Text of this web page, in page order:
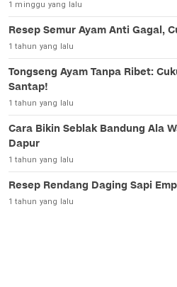
1 minggu yang lalu
Resep Semur Ayam Anti Gagal,
1 tahun yang lalu
Tongseng Ayam Tanpa Ribet:
Santap!
1 tahun yang lalu
Cara Bikin Seblak Bandung Ala
Dapur
1 tahun yang lalu
Resep Rendang Daging Sapi
1 tahun yang lalu